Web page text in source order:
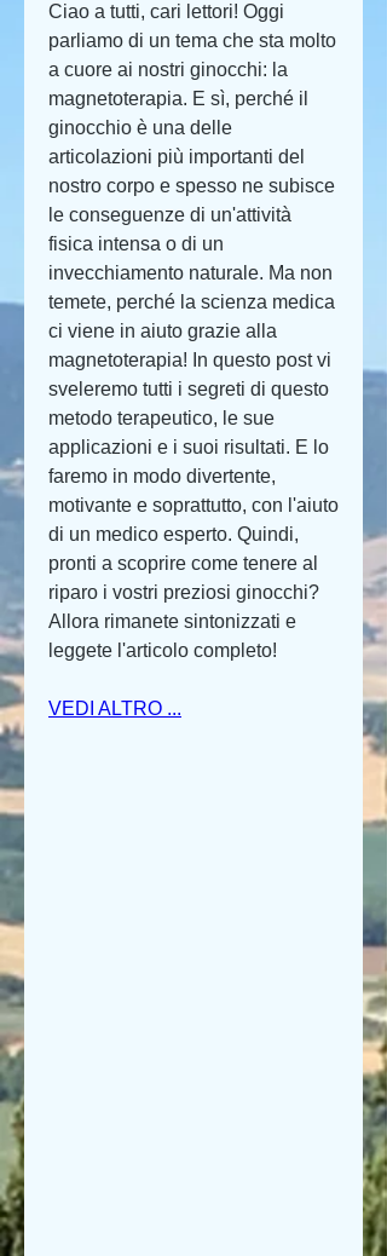
Ciao a tutti, cari lettori! Oggi
parliamo di un tema che sta molto
a cuore ai nostri ginocchi: la
magnetoterapia. E sì, perché il
ginocchio è una delle
articolazioni più importanti del
nostro corpo e spesso ne subisce
le conseguenze di un'attività
fisica intensa o di un
invecchiamento naturale. Ma non
temete, perché la scienza medica
ci viene in aiuto grazie alla
magnetoterapia! In questo post vi
sveleremo tutti i segreti di questo
metodo terapeutico, le sue
applicazioni e i suoi risultati. E lo
faremo in modo divertente,
motivante e soprattutto, con l'aiuto
di un medico esperto. Quindi,
pronti a scoprire come tenere al
riparo i vostri preziosi ginocchi?
Allora rimanete sintonizzati e
leggete l'articolo completo!
VEDI ALTRO ...